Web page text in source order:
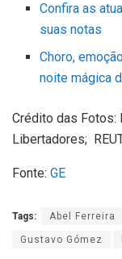
Confira as
suas notas
Choro,
noite mágica
Crédito das Fotos:
Libertadores;
Fonte: GE
Tags: Abel Ferreira
Gustavo Gómez